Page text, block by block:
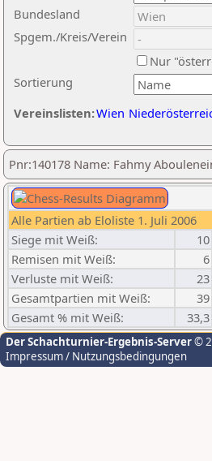
Sortierung
Bundesland
Spgem./Kreis/Verein
Nur
Vereinslisten:Wien
Pnr:140178 Name: Fahmy
Alle Partien ab Eloliste 1. Juli 2006
Siege mit Weiß:
10
Remisen mit Weiß:
6
Verluste mit Weiß:
23
Gesamtpartien mit Weiß:
39
Gesamt % mit Weiß:
33,3
Der Schachturnier-Ergebnis-Server©
Impressum / Nutzungsbedingungen